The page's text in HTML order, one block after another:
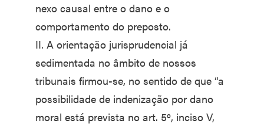
nexo causal entre o dano e o
comportamento do preposto.
II. A orientação jurisprudencial já
sedimentada no âmbito de nossos
tribunais firmou-se, no sentido de que “a
possibilidade de indenização por dano
moral está prevista no art. 5º, inciso V,